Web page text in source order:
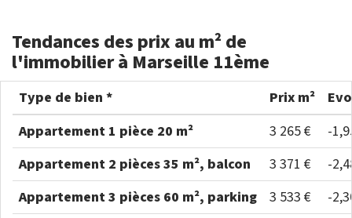
Tendances des prix au m² de
l'immobilier à Marseille 11ème
Type de bien * Prix m²
Appartement 1 pièce 20 m²
3 265 €
-
Appartement 2 pièces 35 m², balcon
3 371 €
-
Appartement 3 pièces 60 m², parking
3 533 €
-